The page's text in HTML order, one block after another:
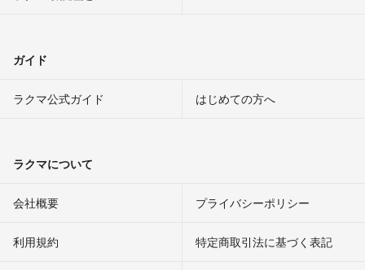
ガイド
ラクマ公式ガイド はじめての方へ
ラクマについて
会社概要 プライバシーポリシー
利用規約 特定商取引法に基づく表記